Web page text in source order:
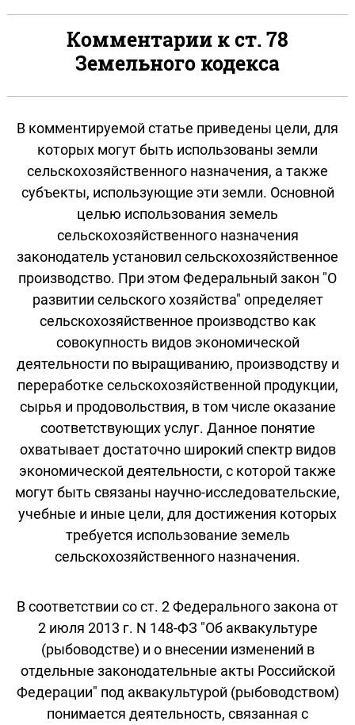
Комментарии к ст. 78
Земельного кодекса
В комментируемой статье приведены цели, для
которых могут быть использованы земли
сельскохозяйственного назначения, а также
субъекты, использующие эти земли. Основной
целью использования земель
сельскохозяйственного назначения
законодатель установил сельскохозяйственное
производство. При этом Федеральный закон "О
развитии сельского хозяйства" определяет
сельскохозяйственное производство как
совокупность видов экономической
деятельности по выращиванию, производству и
переработке сельскохозяйственной продукции,
сырья и продовольствия, в том числе оказание
соответствующих услуг. Данное понятие
охватывает достаточно широкий спектр видов
экономической деятельности, с которой также
могут быть связаны научно-исследовательские,
учебные и иные цели, для достижения которых
требуется использование земель
сельскохозяйственного назначения.
В соответствии со ст. 2 Федерального закона от
2 июля 2013 г. N 148-ФЗ "Об аквакультуре
(рыбоводстве) и о внесении изменений в
отдельные законодательные акты Российской
Федерации" под аквакультурой (рыбоводством)
понимается деятельность, связанная с